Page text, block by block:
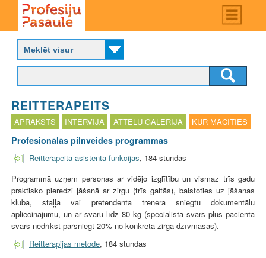
main
content
Main
menu
P
o
f
e
i
j
u
p
a
s
a
u
l
e
REITTERAPEITS
APRAKSTS INTERVIJA ATTĒLU GALERIJA KUR MĀCĪTIES
Profesionālās pilnveides programmas
Reitterapeita asistenta funkcijas, 184 stundas
Programmā uzņem personas ar vidējo izglītību un vismaz trīs gadu
praktisko pieredzi jāšanā ar zirgu (trīs gaitās), balstoties uz jāšanas
kluba, staļļa vai pretendenta trenera sniegtu dokumentālu
apliecinājumu, un ar svaru līdz 80 kg (speciālista svars plus pacienta
svars nedrīkst pārsniegt 20% no konkrētā zirga dzīvmasas).
Reitterapijas metode, 184 stundas